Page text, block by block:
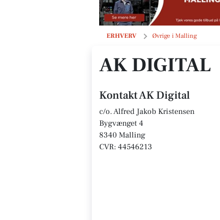
ERHVERV Øvrige i Malling
AK Digital
AK DIGITAL
Kontakt AK Digital
c/o. Alfred Jakob Kristensen
Bygvænget 4
8340 Malling
CVR: 44546213